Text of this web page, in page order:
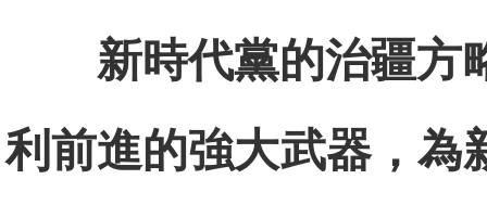
新時代黨的治疆方
利前進的強大武器，為